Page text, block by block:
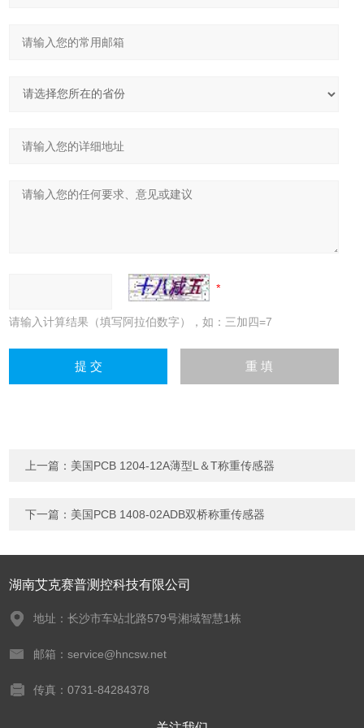
请输入计算结果（填写阿拉伯数字），如：三加四=7
上一篇： 美国PCB 1204-12A薄型L＆T称重传感器
下一篇： 美国PCB 1408-02ADB双桥称重传感器
湖南艾克赛普测控科技有限公司
地址：长沙市车站北路579号湘域智慧1栋
邮箱：service@hncsw.net
传真：0731-84284378